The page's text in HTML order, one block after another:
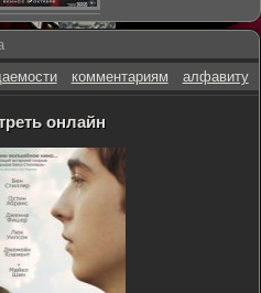
комментариям алфавиту
онлайн